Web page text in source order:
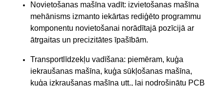
Novietošanas mašīna vadīt: izvietošanas mašīna
mehānisms izmanto iekārtas rediģēto programmu
komponentu novietošanai norādītajā pozīcijā ar
ātrgaitas un precizitātes īpašībām.
Transportlīdzekļu vadīšana: piemēram, kuģa
iekraušanas mašīna, kuģa sūkļošanas mašīna,
kuģa izkraušanas mašīna utt., lai nodrošinātu PCB